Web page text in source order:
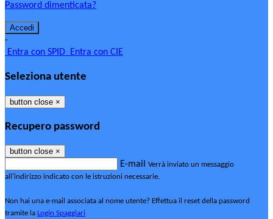
Password dimenticata?
-
Entra con SPID Entra con CIE
Seleziona utente
button close ×
Recupero password
button close ×
E-mail Verrà inviato un messaggio
all'indirizzo indicato con le istruzioni necessarie.
Non hai una e-mail associata al nome utente? Effettua il reset della password
tramite la Login Spaggiari